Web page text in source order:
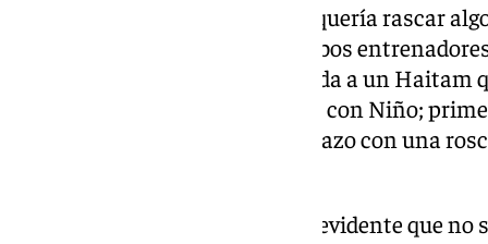
El gol le dio alas al Málaga, que quería rascar
equipos buscaban marcar y ambos
Funes apostaba por darle entrada a un
meses después. Como ocurriera con Niño;
dentro. El extremo anotó un golazo con una
El partido estaba caliente y era evidente que